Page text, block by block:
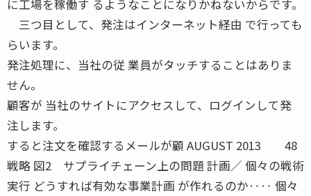
に工場を稼働す るようなことになりかねないからです。
三つ目として、発注はインターネット経由 で行っても
らいます。
発注処理に、当社の従 業員がタッチすることはありま
せん。
顧客が 当社のサイトにアクセスして、ログインして発
注します。
すると注文を確認するメールが顧 AUGUST 2013 48
戦略 図2 サプライチェーン上の問題 計画／ 個々の戦術
実行 どうすれば有効な事業計画 が作れるのか‥‥ 個々